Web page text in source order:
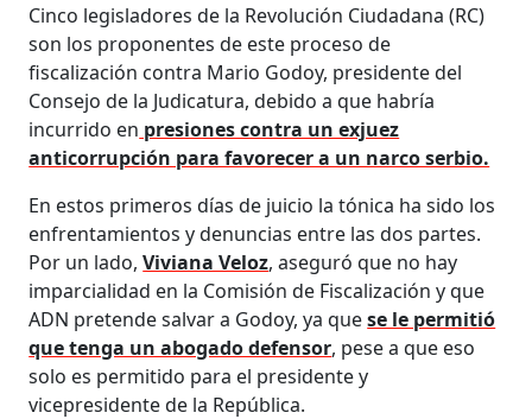
Cinco legisladores de la Revolución Ciudadana (RC)
son los proponentes de este proceso de
fiscalización contra Mario Godoy, presidente del
Consejo de la Judicatura, debido a que habría
incurrido en presiones contra un exjuez
anticorrupción para favorecer a un narco serbio.
En estos primeros días de juicio la tónica ha sido los
enfrentamientos y denuncias entre las dos partes.
Por un lado,Viviana Veloz, aseguró que no hay
imparcialidad en la Comisión de Fiscalización y que
ADN pretende salvar a Godoy, ya quese le permitió
que tenga un abogado defensor, pese a que eso
solo es permitido para el presidente y
vicepresidente de la República.